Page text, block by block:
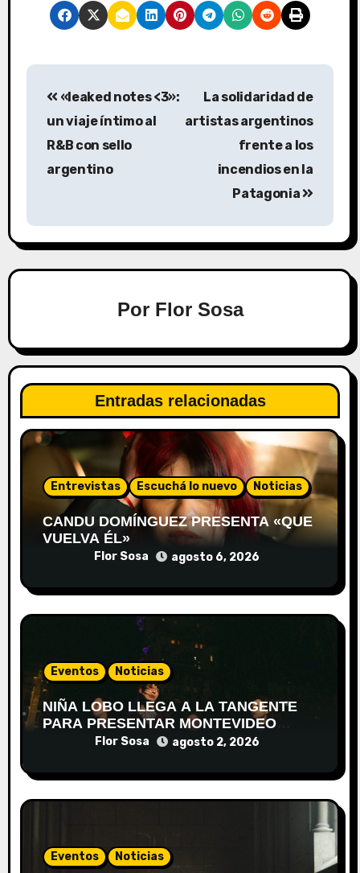
«leaked notes <3»:
un viaje íntimo al
R&B con sello
argentino
La solidaridad de
artistas argentinos
frente a los
incendios en la
Patagonia
Por Flor Sosa
Entradas relacionadas
Entrevistas Escuchá lo nuevo Noticias
CANDU DOMÍNGUEZ PRESENTA «QUE
VUELVA ÉL»
Flor Sosa agosto 6, 2026
Eventos Noticias
NIÑA LOBO LLEGA A LA TANGENTE
PARA PRESENTAR MONTEVIDEO
DESPIERTA
Flor Sosa agosto 2, 2026
Eventos Noticias